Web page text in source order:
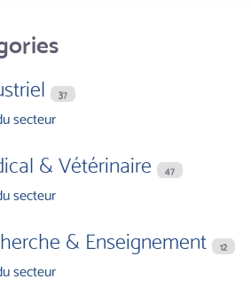
37
secteur
& Vétérinaire 47
secteur
& Enseignement 12
secteur